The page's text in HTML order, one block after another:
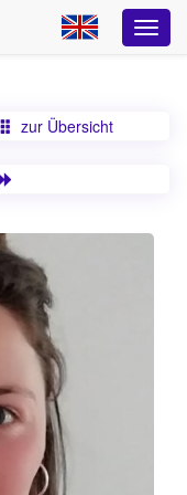
zur Übersicht